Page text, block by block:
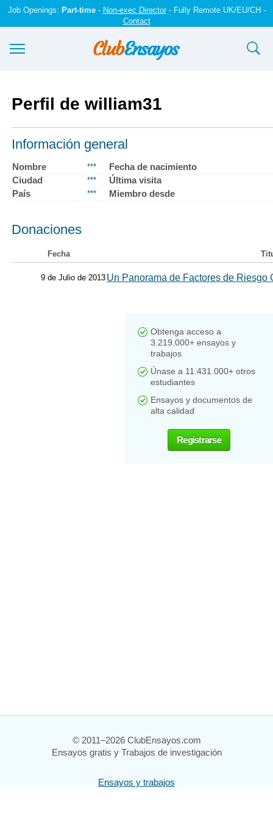
Job Openings: Part-time- Non-exec Director- Fully Remote UK/EU/CH -
Contact
Registrarse
Iniciar sesión
Contáctenos
Perfil de william31
Información general
Nombre ***
Fecha de nacimiento
Ciudad
***
Última visita
País
*** Miembro desde
Donaciones
Fecha
9 de Julio de 2013 Un Panorama de Factores de Riesgo
Obtenga acceso a
3.219.000+ ensayos y
trabajos
Únase a 11.431.000+ otros
estudiantes
Ensayos y documentos de
alta calidad
Registrarse
© 2011–2026 ClubEnsayos.com
Ensayos gratis y Trabajos de investigación
Ensayos y trabajos